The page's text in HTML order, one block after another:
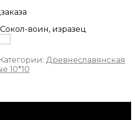
воин, изразец
Категории: Древнеславянская
10*10